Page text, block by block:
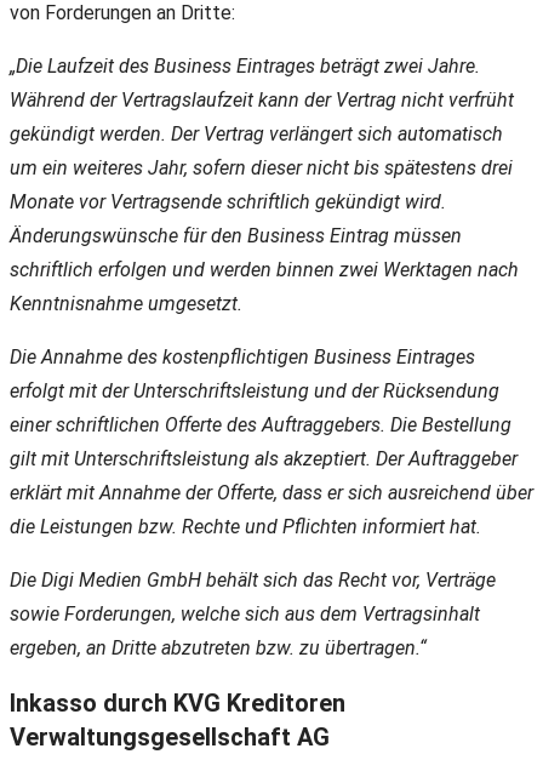
von Forderungen an Dritte:
„Die Laufzeit des Business Eintrages beträgt zwei Jahre.
Während der Vertragslaufzeit kann der Vertrag nicht verfrüht
gekündigt werden. Der Vertrag verlängert sich automatisch
um ein weiteres Jahr, sofern dieser nicht bis spätestens drei
Monate vor Vertragsende schriftlich gekündigt wird.
Änderungswünsche für den Business Eintrag müssen
schriftlich erfolgen und werden binnen zwei Werktagen nach
Kenntnisnahme umgesetzt.
Die Annahme des kostenpflichtigen Business Eintrages
erfolgt mit der Unterschriftsleistung und der Rücksendung
einer schriftlichen Offerte des Auftraggebers. Die Bestellung
gilt mit Unterschriftsleistung als akzeptiert. Der Auftraggeber
erklärt mit Annahme der Offerte, dass er sich ausreichend über
die Leistungen bzw. Rechte und Pflichten informiert hat.
Die Digi Medien GmbH behält sich das Recht vor, Verträge
sowie Forderungen, welche sich aus dem Vertragsinhalt
ergeben, an Dritte abzutreten bzw. zu übertragen.“
Inkasso durch KVG Kreditoren
Verwaltungsgesellschaft AG